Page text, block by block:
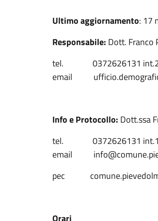
Ultimo aggiornamento: 17
Responsabile: Dott. Franco
tel. 0372626131
email
Info e Protocollo: Dott.ssa
tel. 0372626131 int.1
email
pec
Orari